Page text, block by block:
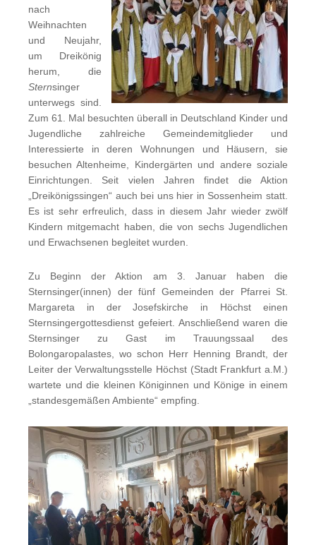
nach
Weihnachten
und Neujahr,
um Dreikönig
herum, die
Sternsinger
unterwegs sind.
Zum 61. Mal besuchten überall in Deutschland Kinder und
Jugendliche zahlreiche Gemeindemitglieder und
Interessierte in deren Wohnungen und Häusern, sie
besuchen Altenheime, Kindergärten und andere soziale
Einrichtungen. Seit vielen Jahren findet die Aktion
„Dreikönigssingen“ auch bei uns hier in Sossenheim statt.
Es ist sehr erfreulich, dass in diesem Jahr wieder zwölf
Kindern mitgemacht haben, die von sechs Jugendlichen
und Erwachsenen begleitet wurden.
Zu Beginn der Aktion am 3. Januar haben die
Sternsinger(innen) der fünf Gemeinden der Pfarrei St.
Margareta in der Josefskirche in Höchst einen
Sternsingergottesdienst gefeiert. Anschließend waren die
Sternsinger zu Gast im Trauungssaal des
Bolongaropalastes, wo schon Herr Henning Brandt, der
Leiter der Verwaltungsstelle Höchst (Stadt Frankfurt a.M.)
wartete und die kleinen Königinnen und Könige in einem
„standesgemäßen Ambiente“ empfing.